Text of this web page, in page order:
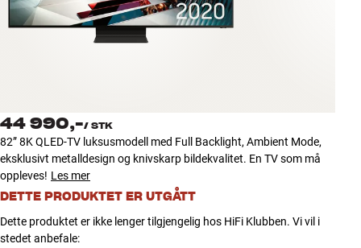
Tilbehør
NYHETER
TILBUD
Finn Butikk
Kundeservice
44 990,-/ STK
82” 8K QLED-TV luksusmodell med Full Backlight, Ambient Mode,
eksklusivt metalldesign og knivskarp bildekvalitet. En TV som må
oppleves! Les mer
DETTE PRODUKTET ER UTGÅTT
Dette produktet er ikke lenger tilgjengelig hos HiFi Klubben. Vi vil i
stedet anbefale: